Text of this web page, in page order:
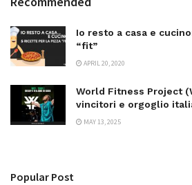
Io resto a casa e
“fit”
APRIL 20, 2020
World Fitness Project
vincitori e orgoglio
MAY 13, 2025
Popular Post